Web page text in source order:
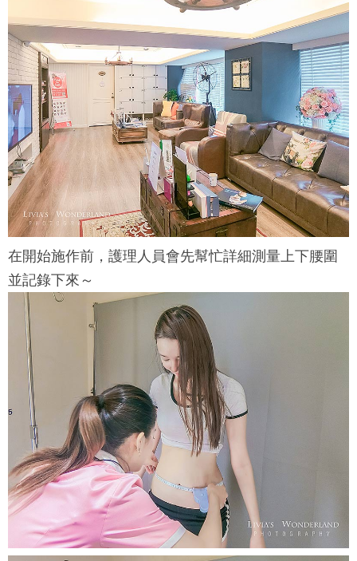
在開始施作前，護理人員會先幫忙詳細測量上下腰圍
並記錄下來～